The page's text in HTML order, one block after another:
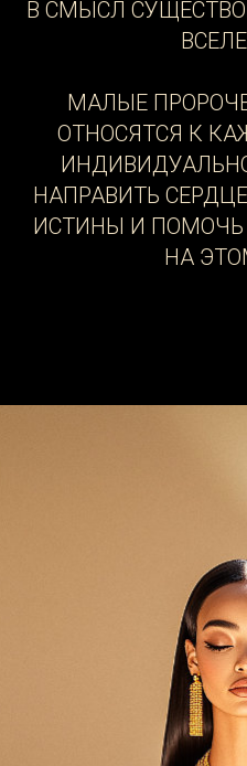
В СМЫСЛ
МАЛЫЕ
ОТНОСЯТСЯ К
НАПРАВИТЬ
ИСТИНЫ И ПОМОЧЬ
НА